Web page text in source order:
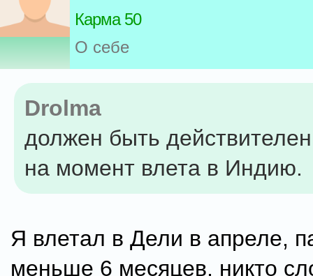
Карма 50
О себе
Drolma
должен быть
на момент влета в Индию.
Я влетал в Дели в апреле,
меньше 6 месяцев, никто